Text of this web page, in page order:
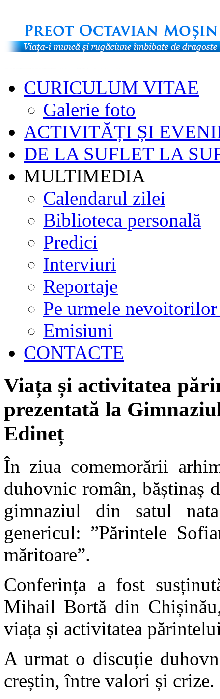
CURICULUM VITAE
Galerie foto
ACTIVITĂȚI ȘI
DE LA SUFLET LA
MULTIMEDIA
Calendarul zilei
Biblioteca personală
Predici
Interviuri
Reportaje
Pe urmele nevoitorilor
Emisiuni
CONTACTE
Viața și activitatea
prezentată la
Edineț
În ziua comemorării
duhovnic român, băștinaș
gimnaziul din satul
genericul: ”Părintele
măritoare”.
Conferința a fost
Mihail Bortă din
viața și activitatea
A urmat o discuție
creștin, între valori și crize.